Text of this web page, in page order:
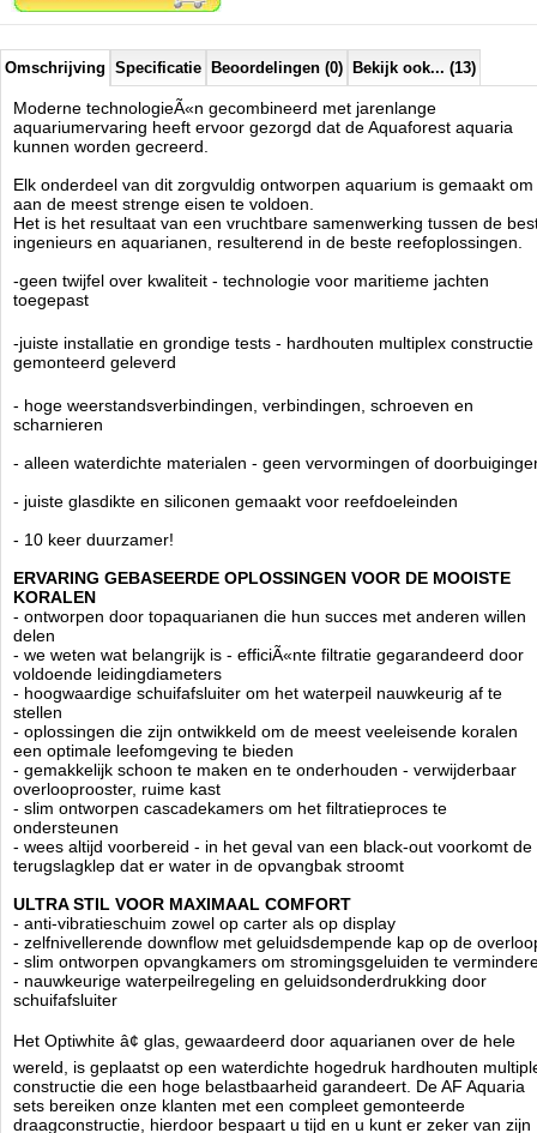
stellen
- oplossingen die zijn ontwikkeld om de meest veeleisende koralen
- gemakkelijk schoon te maken en te onderhouden - verwijderbaar
overlooprooster, ruime kast
- slim ontworpen cascadekamers om het filtratieproces te
ondersteunen
- wees altijd voorbereid - in het geval van een black-out voorkomt de
terugslagklep dat er water in de opvangbak stroomt
ULTRA STIL VOOR MAXIMAAL COMFORT
- anti-vibratieschuim zowel op carter als op display
- zelfnivellerende downflow met geluidsdempende kap op de overloop
- slim ontworpen opvangkamers om stromingsgeluiden te verminderen
- nauwkeurige waterpeilregeling en geluidsonderdrukking door
schuifafsluiter
Het Optiwhite Ã¢ÂÂ¢ glas, gewaardeerd door aquarianen over de hele
wereld, is geplaatst op een waterdichte hogedruk hardhouten multiplex
sets bereiken onze klanten met een compleet gemonteerde
draagconstructie, hierdoor bespaart u tijd en u kunt er zeker van zijn
dat het correct is gemonteerd en grondig is getest. De specifieke eisen
van zeeaquaria hebben ons doen besluiten over technologieÃÂ«n die
zeiljachten. Het garandeert duurzaamheid en veiligheid, waardoor de
markt verkrijgbaar zijn.
Marine jachttechnologie betekent alleen waterdichte
materialen gebruiken die bestand zijn tegen moeilijke
omstandigheden, d.w.z. vochtigheid of hitte. De constructie heeft geen
zwakke punten.
Naast het meerlaags geperst jacht triplex, zorgde Aquaforest voor de
kleinste details zoals Japans staal scharnieren en A2 roestvrijstalen
schroeven met verhoogde duurzaamheid. Het minimalistische ontwerp
past perfect in elk interieur, en met de verwijderbare waterdichte
externe panelen kunt u de kleur van de kast wijzigen zonder het uit
elkaar halen of verplaatsen van het aquarium. We hebben
gecombineerd esthetiek met bruikbaarheid, daarom richten we ons op
het gebruiksgemak!
- Verwijderbare externe panelen zijn afzonderlijk verkrijgbaar in 6
verschillende kleuren
- Volledig waterdicht met laserafwerking
- Door het brede kleurenpalet past de kast in elk interieur
- de hoogste transparantie OptiWhite
- vervormt de kleuren niet, is gemakkelijker schoon te houden
- duurzaam, randloos, met zwarte siliconen
- jarenlang getest door zeeaquarianen
- zwarte overloop, onder- en achterruit
- verbinding gemaakt van gespecialiseerde aquariumsiliconen
- professioneel antitrillingsschuim
- duurzaam PVC-opvangbak met speciale hydraulica
Omschrijving Specificatie Beoordelingen (0) Bekijk ook... (13)
Moderne technologieÃ«n gecombineerd met jarenlange
aquariumervaring heeft ervoor gezorgd dat de Aquaforest aquaria
kunnen worden gecreerd.
Elk onderdeel van dit zorgvuldig ontworpen aquarium is gemaakt om
aan de meest strenge eisen te voldoen.
Het is het resultaat van een vruchtbare samenwerking tussen de
ingenieurs en aquarianen, resulterend in de beste reefoplossingen.
-geen twijfel over kwaliteit - technologie voor maritieme jachten
toegepast
-juiste installatie en grondige tests - hardhouten multiplex constructie
gemonteerd geleverd
- hoge weerstandsverbindingen, verbindingen, schroeven en
scharnieren
- alleen waterdichte materialen - geen vervormingen of
- juiste glasdikte en siliconen gemaakt voor reefdoeleinden
- 10 keer duurzamer!
ERVARING GEBASEERDE OPLOSSINGEN VOOR DE MOOISTE
KORALEN
- ontworpen door topaquarianen die hun succes met anderen willen
delen
- we weten wat belangrijk is - efficiÃ«nte filtratie gegarandeerd door
voldoende leidingdiameters
- hoogwaardige schuifafsluiter om het waterpeil nauwkeurig af te
stellen
- oplossingen die zijn ontwikkeld om de meest veeleisende koralen
een optimale leefomgeving te bieden
- gemakkelijk schoon te maken en te onderhouden - verwijderbaar
overlooprooster, ruime kast
- slim ontworpen cascadekamers om het filtratieproces te
ondersteunen
- wees altijd voorbereid - in het geval van een black-out voorkomt de
terugslagklep dat er water in de opvangbak stroomt
ULTRA STIL VOOR MAXIMAAL COMFORT
- anti-vibratieschuim zowel op carter als op display
- zelfnivellerende downflow met geluidsdempende kap op de
- slim ontworpen opvangkamers om stromingsgeluiden te
- nauwkeurige waterpeilregeling en geluidsonderdrukking door
schuifafsluiter
Het Optiwhite â¢ glas, gewaardeerd door aquarianen over de hele
wereld, is geplaatst op een waterdichte hogedruk hardhouten
constructie die een hoge belastbaarheid garandeert. De AF Aquaria
sets bereiken onze klanten met een compleet gemonteerde
draagconstructie, hierdoor bespaart u tijd en u kunt er zeker van zijn